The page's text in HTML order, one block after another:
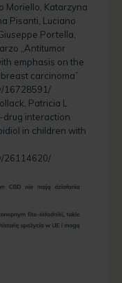
Moriello, Katarzyna
Pisanti, Luciano
Portella,
„Antitumor
emphasis on the
carcinoma”
16728591/
Patricia L
drug interaction
in children with
26114620/